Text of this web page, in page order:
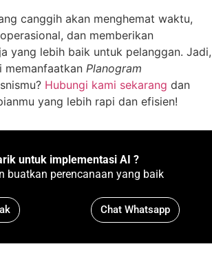
canggih akan menghemat waktu,
dan memberikan
yang lebih baik untuk pelanggan. Jadi,
memanfaatkan Planogram
Hubungi kami sekarang dan
yang lebih rapi dan efisien!
untuk implementasi AI ?
buatkan perencanaan yang baik
Chat Whatsapp